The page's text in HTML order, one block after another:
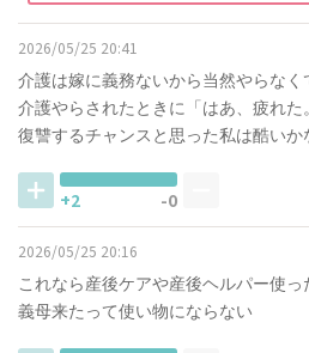
2026/05/25 20:41
介護は嫁に義務ないから当然やらな
介護やらされたときに「はあ、疲れ
復讐するチャンスと思った私は酷いか
+2 -0
2026/05/25 20:16
これなら産後ケアや産後ヘルパー使
義母来たって使い物にならない